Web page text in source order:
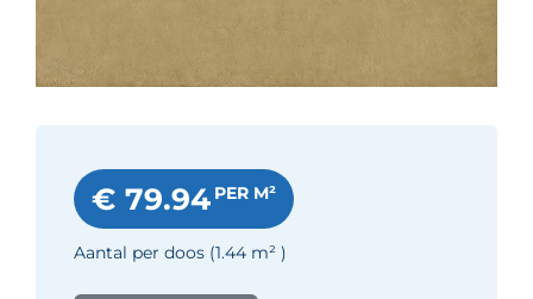
€ 79.94 PER M²
Aantal per doos (1.44 m² )